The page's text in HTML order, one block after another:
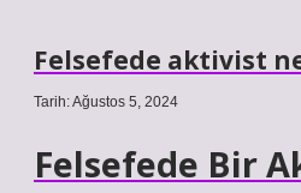
Felsefede aktivist
Tarih: Ağustos 5, 2024
Felsefede Bir